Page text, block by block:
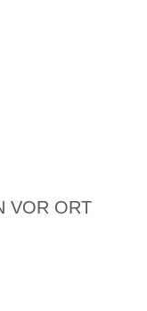
VOR ORT